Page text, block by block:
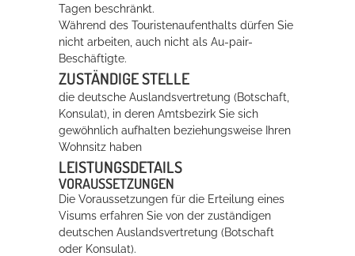
mehr dazu...
Tagen beschränkt.
Während des Touristenaufenthalts dürfen Sie
nicht arbeiten, auch nicht als Au-pair-
Beschäftigte.
ZUSTÄNDIGE STELLE
die deutsche Auslandsvertretung (Botschaft,
Konsulat), in deren Amtsbezirk Sie sich
gewöhnlich aufhalten beziehungsweise Ihren
Wohnsitz haben
LEISTUNGSDETAILS
VORAUSSETZUNGEN
Die Voraussetzungen für die Erteilung eines
Visums erfahren Sie von der zuständigen
deutschen Auslandsvertretung (Botschaft
oder Konsulat).